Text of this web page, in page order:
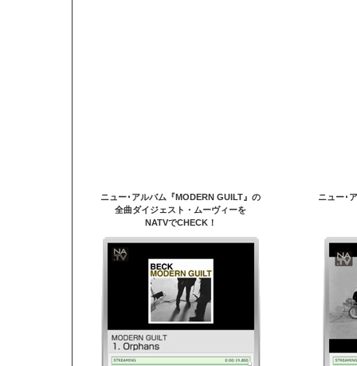
ニュー･アルバム『MODERN GUILT』の
全曲ダイジェスト・ムーヴィーを
NATVでCHECK！
ニュー･